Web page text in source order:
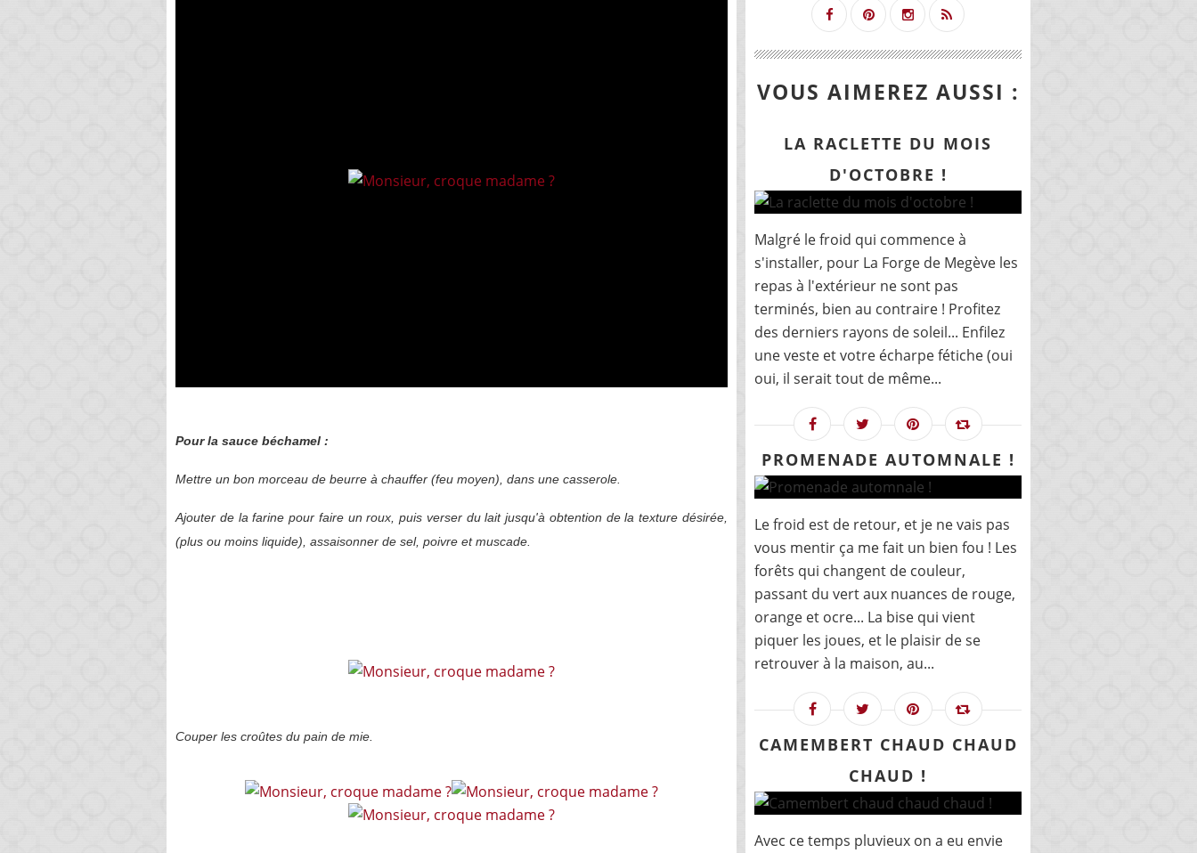
Pour la sauce béchamel :
Mettre un bon morceau de beurre à chauffer (feu moyen), dans une casserole.
Ajouter de la farine pour faire un roux, puis verser du lait jusqu'à obtention de la texture désirée,
(plus ou moins liquide), assaisonner de sel, poivre et muscade.
Couper les croûtes du pain de mie.
VOUS AIMEREZ AUSSI :
LA RACLETTE DU MOIS
D'OCTOBRE !
Malgré le froid qui commence à
s'installer, pour La Forge de Megève les
repas à l'extérieur ne sont pas
terminés, bien au contraire ! Profitez
des derniers rayons de soleil... Enfilez
une veste et votre écharpe fétiche (oui
oui, il serait tout de même...
PROMENADE AUTOMNALE !
Le froid est de retour, et je ne vais pas
vous mentir ça me fait un bien fou ! Les
forêts qui changent de couleur,
passant du vert aux nuances de rouge,
orange et ocre... La bise qui vient
piquer les joues, et le plaisir de se
retrouver à la maison, au...
CAMEMBERT CHAUD CHAUD
CHAUD !
Avec ce temps pluvieux on a eu envie